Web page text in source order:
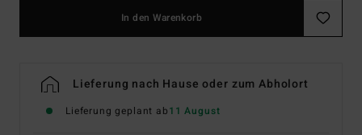
In den Warenkorb
Lieferung nach Hause oder zum Abholort
Lieferung geplant ab11 August